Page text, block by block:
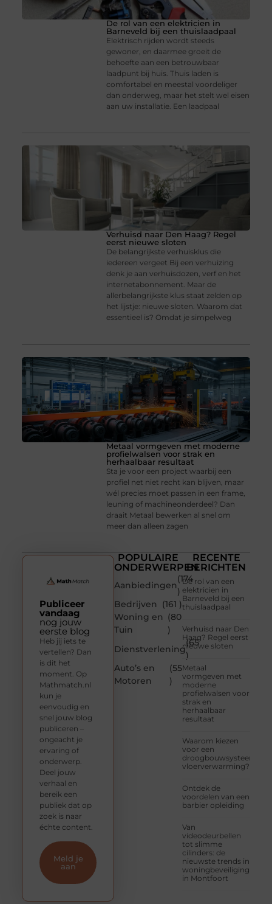
De rol van een elektricien in
Barneveld bij een thuislaadpaal
Elektrisch rijden wordt steeds
gewoner, en daarmee groeit de
behoefte aan een betrouwbaar
laadpunt bij huis. Thuis laden is
comfortabel en meestal voordeliger
dan onderweg, maar het stelt wel eisen
aan uw installatie. Een laadpaal
Verhuisd naar Den Haag? Regel
eerst nieuwe sloten
De belangrijkste verhuisklus die
iedereen vergeet Bij een verhuizing
denk je aan verhuisdozen, verf en het
internetabonnement. Maar de
allerbelangrijkste klus staat zelden op
het lijstje: nieuwe sloten. Waarom dat
essentieel is? Omdat je simpelweg
Metaal vormgeven met moderne
profielwalsen voor strak en
herhaalbaar resultaat
Sta je voor een project waarbij een
profiel net niet recht kan blijven, maar
wél precies moet passen in een frame,
leuning of machineonderdeel? Dan
draait Metaal bewerken al snel om
meer dan alleen zagen
POPULAIRE
ONDERWERPEN
Aanbiedingen
(174
)
Bedrijven
(161 )
Woning en
Tuin
(80
)
Dienstverlening
(65
)
Auto’s en
Motoren
(55
)
RECENTE
BERICHTEN
De rol van een
elektricien in
Barneveld bij een
thuislaadpaal
Verhuisd naar Den
Haag? Regel eerst
nieuwe sloten
Metaal
vormgeven met
moderne
profielwalsen voor
strak en
herhaalbaar
resultaat
Waarom kiezen
voor een
droogbouwsysteem
vloerverwarming?
Ontdek de
voordelen van een
barbier opleiding
Van
videodeurbellen
tot slimme
cilinders: de
nieuwste trends in
woningbeveiliging
in Montfoort
Publiceer
vandaag
nog jouw
eerste blog
Heb jij iets te
vertellen? Dan
is dit het
moment. Op
Mathmatch.nl
kun je
eenvoudig en
snel jouw blog
publiceren –
ongeacht je
ervaring of
onderwerp.
Deel jouw
verhaal en
bereik een
publiek dat op
zoek is naar
échte content.
Meld je
aan